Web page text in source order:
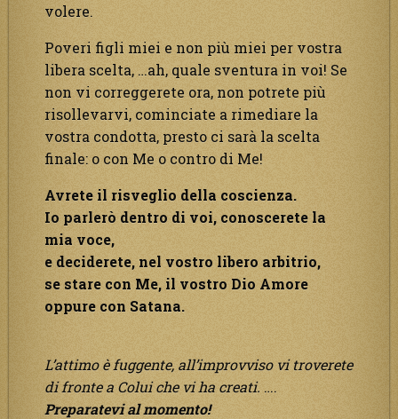
volere.
Poveri figli miei e non più miei per vostra
libera scelta, …ah, quale sventura in voi! Se
non vi correggerete ora, non potrete più
risollevarvi, cominciate a rimediare la
vostra condotta, presto ci sarà la scelta
finale: o con Me o contro di Me!
Avrete il risveglio della coscienza.
Io parlerò dentro di voi, conoscerete la
mia voce,
e deciderete, nel vostro libero arbitrio,
se stare con Me, il vostro Dio Amore
oppure con Satana.
L’attimo è fuggente, all’improvviso vi troverete
di fronte a Colui che vi ha creati. ….
Preparatevi al momento!